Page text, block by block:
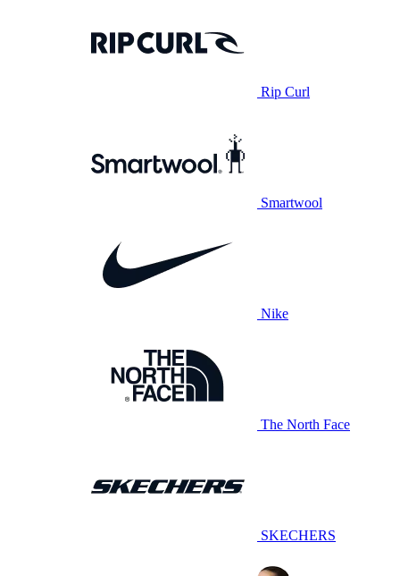
Rip Curl
Smartwool
Nike
The North Face
SKECHERS